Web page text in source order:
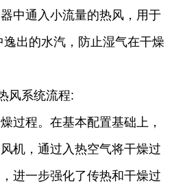
中通入小流量的热风，用于
出的水汽，防止湿气在干燥
风系统流程:
过程。在基本配置基础上，
机，通过入热空气将干燥过
进一步强化了传热和干燥过